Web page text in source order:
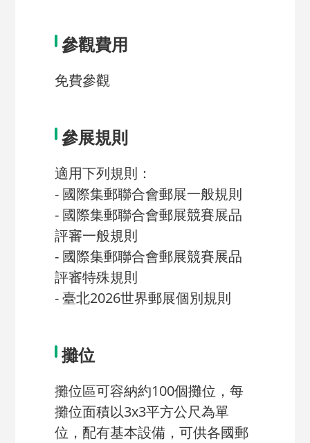
參觀費用
免費參觀
參展規則
適用下列規則：
- 國際集郵聯合會郵展一般規則
- 國際集郵聯合會郵展競賽展品
評審一般規則
- 國際集郵聯合會郵展競賽展品
評審特殊規則
- 臺北2026世界郵展個別規則
攤位
攤位區可容納約100個攤位，每
攤位面積以3x3平方公尺為單
位，配有基本設備，可供各國郵